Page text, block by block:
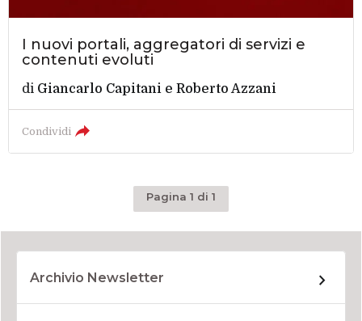
I nuovi portali, aggregatori di servizi e
contenuti evoluti
di Giancarlo Capitani e Roberto Azzani
Condividi
Pagina 1 di 1
Archivio Newsletter